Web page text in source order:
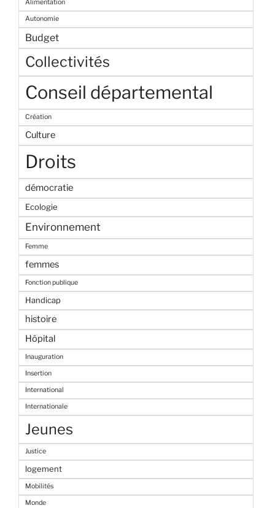
Alimentation
Autonomie
Budget
Collectivités
Conseil départemental
Création
Culture
Droits
démocratie
Ecologie
Environnement
Femme
femmes
Fonction publique
Handicap
histoire
Hôpital
Inauguration
Insertion
International
Internationale
Jeunes
Justice
logement
Mobilités
Monde